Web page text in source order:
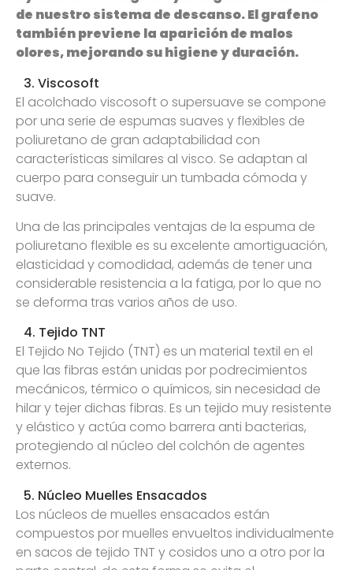
de nuestro sistema de descanso. El grafeno
tambiénpreviene la aparición de malos
olores, mejorando su higiene y duración.
3. Viscosoft
El acolchado viscosoft o supersuave se compone
por una serie de espumas suaves y flexibles de
poliuretano de gran adaptabilidad con
características similares al visco. Se adaptan al
cuerpo para conseguir un tumbada cómoda y
suave.
Una de las principales ventajas de la espuma de
poliuretano flexible es su excelente amortiguación,
elasticidad y comodidad, además de tener una
considerable resistencia a la fatiga, por lo que no
se deforma tras varios años de uso.
4. Tejido TNT
El Tejido No Tejido (TNT) es un material textil en el
que las fibras están unidas por podrecimientos
mecánicos, térmico o químicos, sin necesidad de
hilar y tejer dichas fibras. Es un tejido muy resistente
y elástico y actúa como barrera anti bacterias,
protegiendo al núcleo del colchón de agentes
externos.
5. Núcleo Muelles Ensacados
Los núcleos de muelles ensacados están
compuestos por muelles envueltos individualmente
en sacos de tejido TNT y cosidos uno a otro por la